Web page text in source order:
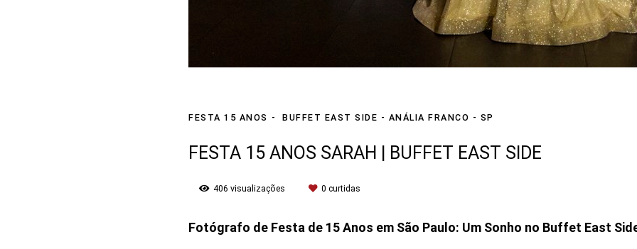
FESTA 15 ANOS BUFFET EAST SIDE - ANÁLIA FRANCO - SP
FESTA 15 ANOS SARAH | BUFFET EAST SIDE
406 visualizações 0 curtidas
Fotógrafo de Festa de 15 Anos em São Paulo: Um Sonho no Buffet East